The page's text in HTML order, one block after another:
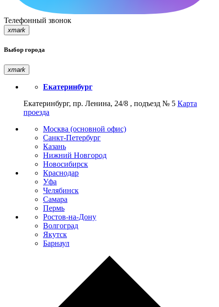
Телефонный звонок
xmark
Выбор города
xmark
Екатеринбург
Екатеринбург, пр. Ленина, 24/8 , подъезд № 5 Карта
проезда
Москва (основной офис)
Санкт-Петербург
Казань
Нижний Новгород
Новосибирск
Краснодар
Уфа
Челябинск
Самара
Пермь
Ростов-на-Дону
Волгоград
Якутск
Барнаул